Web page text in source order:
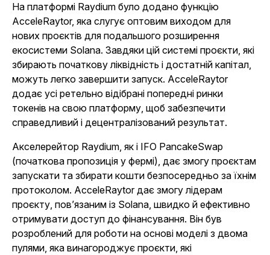
На платформі Raydium було додано функцію
AcceleRaytor, яка слугує оптовим виходом для
нових проєктів для подальшого розширення
екосистеми Solana. Завдяки цій системі проєкти, які
збирають початкову ліквідність і достатній капітал,
можуть легко завершити запуск. AcceleRaytor
додає усі ретельно відібрані попередні ринки
токенів на свою платформу, щоб забезпечити
справедливий і децентралізований результат.
Акселерейтор Raydium, як і IFO PancakeSwap
(початкова пропозиція у фермі), дає змогу проєктам
запускати та збирати кошти безпосередньо за їхнім
протоколом. AcceleRaytor дає змогу лідерам
проєкту, пов’язаним із Solana, швидко й ефективно
отримувати доступ до фінансування. Він був
розроблений для роботи на основі моделі з двома
пулями, яка винагороджує проєкти, які